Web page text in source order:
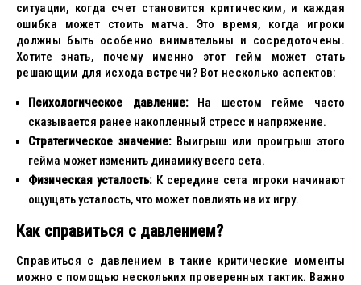
ситуации, когда счет становится критическим, и каждая
ошибка может стоить матча. Это время, когда игроки
должны быть особенно внимательны и сосредоточены.
Хотите знать, почему именно этот гейм может стать
решающим для исхода встречи? Вот несколько аспектов:
Психологическое давление:На шестом гейме часто
сказывается ранее накопленный стресс и напряжение.
Стратегическое значение:Выигрыш или проигрыш этого
гейма может изменить динамику всего сета.
Физическая усталость:К середине сета игроки начинают
ощущать усталость, что может повлиять на их игру.
Как справиться с давлением?
Справиться с давлением в такие критические моменты
можно с помощью нескольких проверенных тактик. Важно